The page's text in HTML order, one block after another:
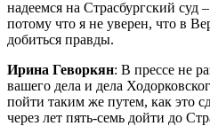
надеемся на Страсбургский суд
потому что я не уверен, что в
добиться правды.
Ирина Геворкян: В прессе не
вашего дела и дела
пойти таким же путем, как это
через лет пять-семь дойти до